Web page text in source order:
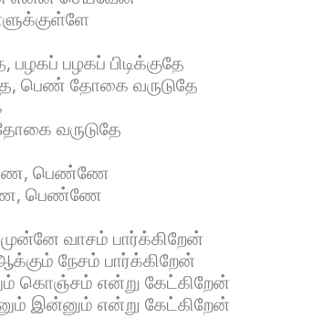
பழகப் பழகப் பிடிக்குதே
பெண் தோகை வருடுதே
வருடுதே
பெண்ணே
பெண்ணே
வாசம் பார்க்கிறேன்
நேசம் பார்க்கிறேன்
கொஞ்சம் என்று கேட்கிறேன்
இன்னும் என்று கேட்கிறேன்